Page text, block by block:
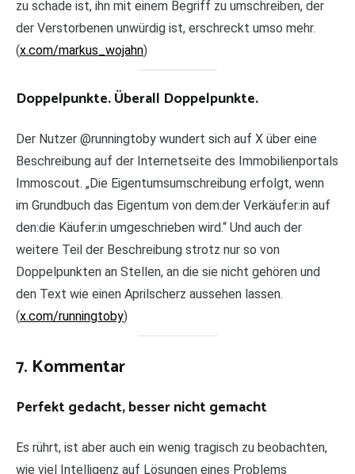
zu schade ist, ihn mit einem Begriff zu umschreiben, der
der Verstorbenen unwürdig ist, erschreckt umso mehr.
(x.com/markus_wojahn)
Doppelpunkte. Überall Doppelpunkte.
Der Nutzer @runningtoby wundert sich auf X über eine
Beschreibung auf der Internetseite des Immobilienportals
Immoscout. „Die Eigentumsumschreibung erfolgt, wenn
im Grundbuch das Eigentum von dem:der Verkäufer:in auf
den:die Käufer:in umgeschrieben wird.“ Und auch der
weitere Teil der Beschreibung strotz nur so von
Doppelpunkten an Stellen, an die sie nicht gehören und
den Text wie einen Aprilscherz aussehen lassen.
(x.com/runningtoby)
7. Kommentar
Perfekt gedacht, besser nicht gemacht
Es rührt, ist aber auch ein wenig tragisch zu beobachten,
wie viel Intelligenz auf Lösungen eines Problems